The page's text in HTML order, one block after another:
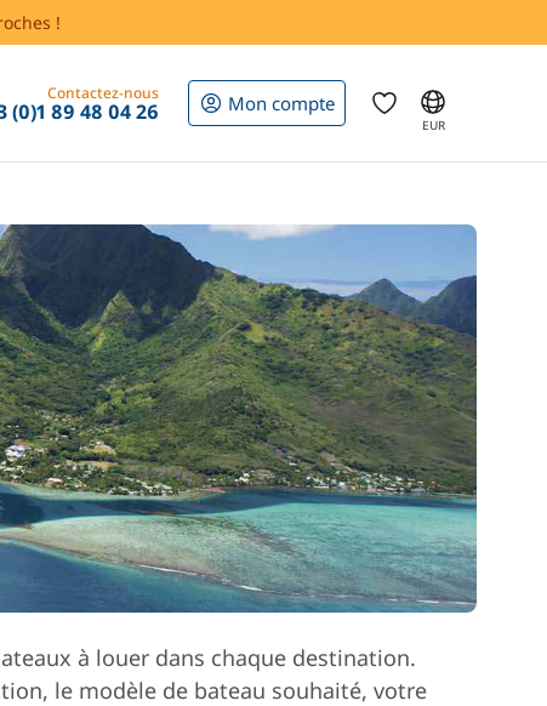
!
Contactez-nous
(0)1 89 48 04 26 Mon compte
EUR
à louer dans chaque destination.
le modèle de bateau souhaité, votre